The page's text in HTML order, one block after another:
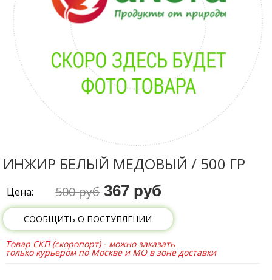
ИНЖИР БЕЛЫЙ МЕДОВЫЙ / 500 ГР
Цена: 500 руб 367 руб
СООБЩИТЬ О ПОСТУПЛЕНИИ
Товар СКП (скоропорт) - можно заказать
только курьером по Москве и МО в зоне доставки